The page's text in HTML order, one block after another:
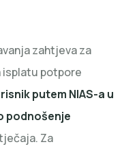
zahtjeva za
isplatu potpore
putem NIAS-a u
podnošenje
Za